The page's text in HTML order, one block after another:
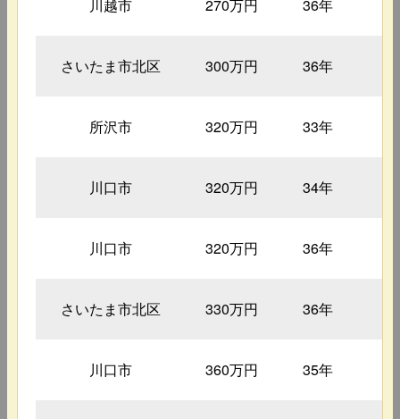
川越市 270万円 36年
さいたま市北区 300万円 36年
所沢市 320万円 33年
川口市 320万円 34年
川口市 320万円 36年
さいたま市北区 330万円 36年
川口市 360万円 35年